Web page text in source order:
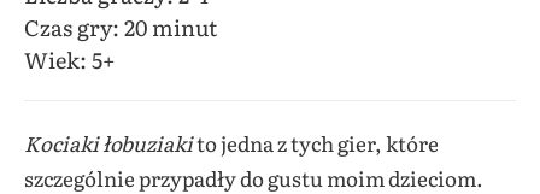
Czas gry: 20 minut
Wiek: 5+
Kociaki łobuziakito jedna z tych gier, które
szczególnie przypadły do gustu moim dzieciom.